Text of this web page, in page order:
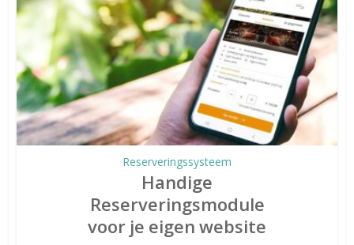
Reserveringssysteem
Handige
Reserveringsmodule
voor je eigen website